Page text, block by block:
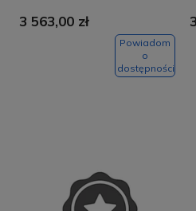
akumulator)
3 563,00 zł
Powiadom
o
dostępności